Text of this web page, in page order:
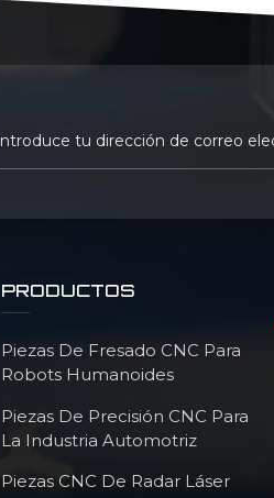
PRODUCTOS
Piezas De Fresado CNC Para
Robots Humanoides
Piezas De Precisión CNC Para
La Industria Automotriz
Piezas CNC De Radar Láser